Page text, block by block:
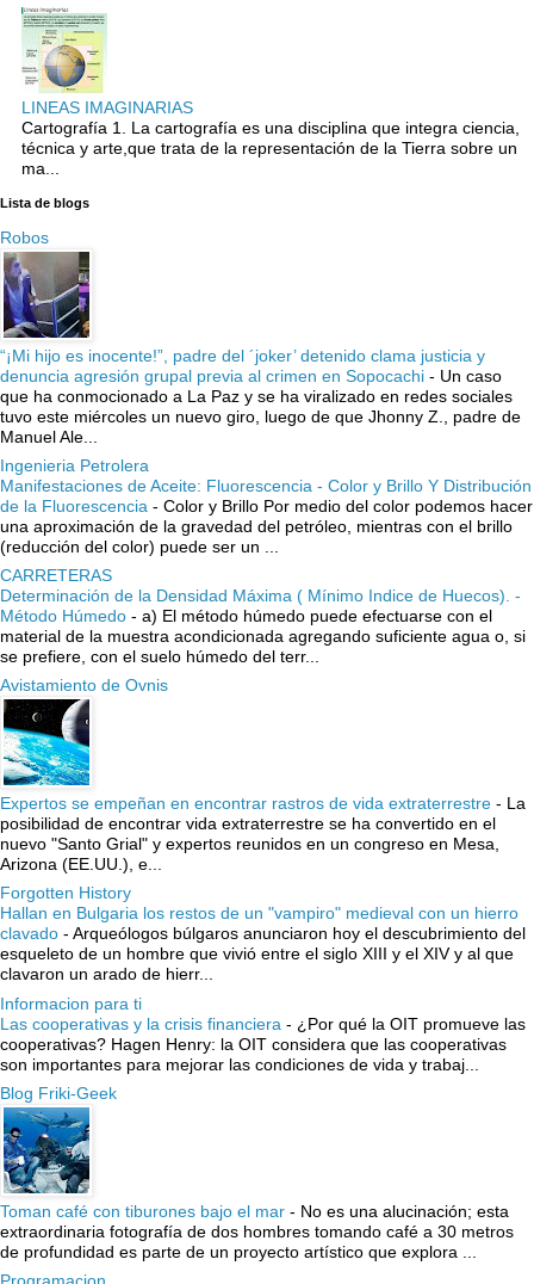
LINEAS IMAGINARIAS
Cartografía 1. La cartografía es una disciplina que integra ciencia,
técnica y arte,que trata de la representación de la Tierra sobre un
ma...
Lista de blogs
Robos
“¡Mi hijo es inocente!”, padre del ´joker’ detenido clama justicia y
denuncia agresión grupal previa al crimen en Sopocachi - Un caso
que ha conmocionado a La Paz y se ha viralizado en redes sociales
tuvo este miércoles un nuevo giro, luego de que Jhonny Z., padre de
Manuel Ale...
Ingenieria Petrolera
Manifestaciones de Aceite: Fluorescencia - Color y Brillo Y Distribución
de la Fluorescencia - Color y Brillo Por medio del color podemos hacer
una aproximación de la gravedad del petróleo, mientras con el brillo
(reducción del color) puede ser un ...
CARRETERAS
Determinación de la Densidad Máxima ( Mínimo Indice de Huecos). -
Método Húmedo - a) El método húmedo puede efectuarse con el
material de la muestra acondicionada agregando suficiente agua o, si
se prefiere, con el suelo húmedo del terr...
Avistamiento de Ovnis
Expertos se empeñan en encontrar rastros de vida extraterrestre - La
posibilidad de encontrar vida extraterrestre se ha convertido en el
nuevo "Santo Grial" y expertos reunidos en un congreso en Mesa,
Arizona (EE.UU.), e...
Forgotten History
Hallan en Bulgaria los restos de un "vampiro" medieval con un hierro
clavado - Arqueólogos búlgaros anunciaron hoy el descubrimiento del
esqueleto de un hombre que vivió entre el siglo XIII y el XIV y al que
clavaron un arado de hierr...
Informacion para ti
Las cooperativas y la crisis financiera - ¿Por qué la OIT promueve las
cooperativas? Hagen Henry: la OIT considera que las cooperativas
son importantes para mejorar las condiciones de vida y trabaj...
Blog Friki-Geek
Toman café con tiburones bajo el mar - No es una alucinación; esta
extraordinaria fotografía de dos hombres tomando café a 30 metros
de profundidad es parte de un proyecto artístico que explora ...